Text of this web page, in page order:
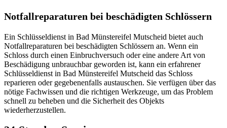
Notfallreparaturen bei beschädigten Schlössern
Ein Schlüsseldienst in Bad Münstereifel Mutscheid bietet auch
Notfallreparaturen bei beschädigten Schlössern an.​ Wenn ein
Schloss durch einen Einbruchversuch oder eine andere Art von
Beschädigung unbrauchbar geworden ist, kann ein erfahrener
Schlüsseldienst in Bad Münstereifel Mutscheid das Schloss
reparieren oder gegebenenfalls austauschen.​ Sie verfügen über das
nötige Fachwissen und die richtigen Werkzeuge, um das Problem
schnell zu beheben und die Sicherheit des Objekts
wiederherzustellen.​